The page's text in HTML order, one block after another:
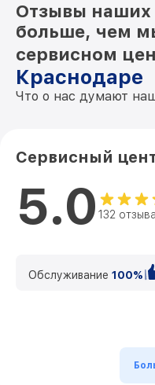
Отзывы наших
больше, чем
сервисном
Краснодаре
Что о нас думают
Сервисный
5.0 132
Обслуживание 100%